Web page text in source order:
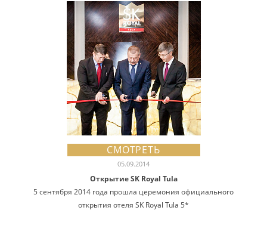
СМОТРЕТЬ
05.09.2014
Открытие SK Royal Tula
5 сентября 2014 года прошла церемония официального
открытия отеля SK Royal Tula 5*